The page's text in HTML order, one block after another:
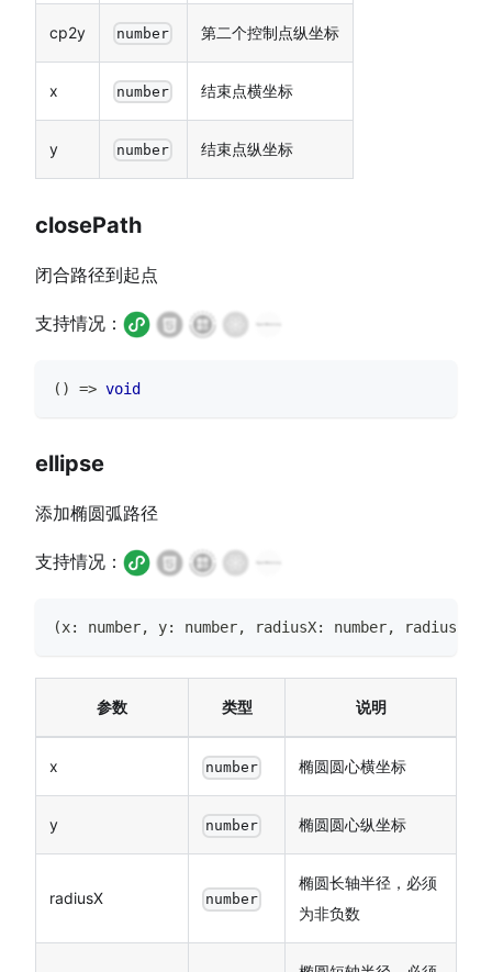
cp2y number 第二个控制点纵坐标
x number 结束点横坐标
y number 结束点纵坐标
closePath
闭合路径到起点
支持情况：
( ) => void
ellipse
添加椭圆弧路径
支持情况：
(x: number, y: number, radiusX: number, radiusY
参数 类型 说明
x number 椭圆圆心横坐标
y number 椭圆圆心纵坐标
radiusX number
椭圆长轴半径，必须
为非负数